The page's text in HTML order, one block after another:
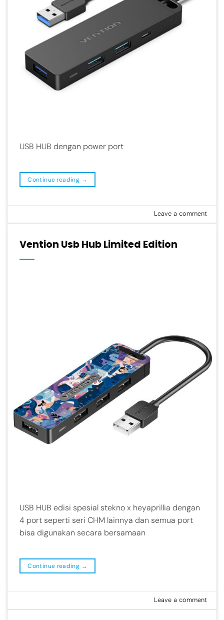
USB HUB dengan power port
Continue reading →
Leave a comment
Vention Usb Hub Limited Edition
USB HUB edisi spesial stekno x heyaprillia dengan
4 port seperti seri CHM lainnya dan semua port
bisa digunakan secara bersamaan
Continue reading →
Leave a comment